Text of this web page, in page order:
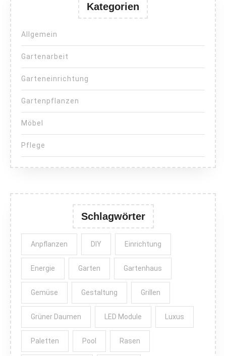
Kategorien
Allgemein
Gartenarbeit
Garteneinrichtung
Gartenpflanzen
Möbel
Pflege
Schlagwörter
Anpflanzen DIY Einrichtung
Energie Garten Gartenhaus
Gemüse Gestaltung Grillen
Grüner Daumen LED Module Luxus
Paletten Pool Rasen